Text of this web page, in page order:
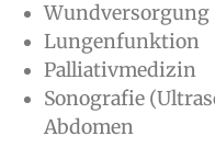
Wundversorgung
Lungenfunktion
Palliativmedizin
Sonografie
Abdomen